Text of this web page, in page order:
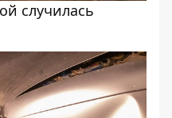
случилась